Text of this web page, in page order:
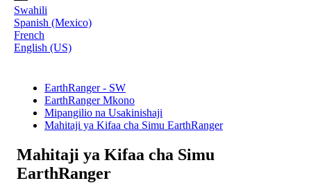
Swahili
Spanish (Mexico)
French
English (US)
EarthRanger - SW
EarthRanger Mkono
Mipangilio na Usakinishaji
Mahitaji ya Kifaa cha Simu EarthRanger
Mahitaji ya Kifaa cha Simu
EarthRanger